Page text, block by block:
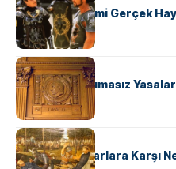
‘Gladiator’ Filmi Gerçek
KÜLTÜR
Draco’nun Acımasız
Hukuk Kodu
KÜLTÜR
Avrupalı ​​Katharlara Karşı